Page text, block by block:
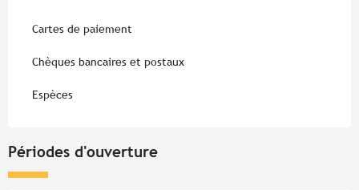
Cartes de paiement
Chèques bancaires et postaux
Espèces
Périodes d'ouverture